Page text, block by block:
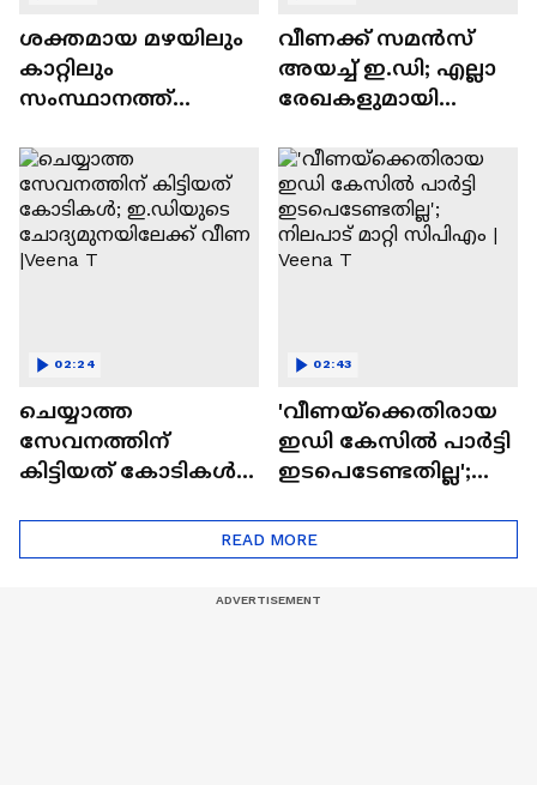
ശക്തമായ മഴയിലും
കാറ്റിലും
സംസ്ഥാനത്ത്
വീടുകളും
കെട്ടിടങ്ങളും
തകർന്നു
വീണക്ക് സമൻസ്
അയച്ച് ഇ.ഡി; എല്ലാ
രേഖകളുമായി
നിർദേശം | Veena T |
Monthly Quota Case
ചെയ്യാത്ത
സേവനത്തിന്
കിട്ടിയത് കോടികൾ;
ചോദ്യമുനയിലേക്ക്
വീണ |Veena T
02:24
'വീണയ്‌ക്കെതിരായ
ഇഡി കേസിൽ പാർട്ടി
ഇടപെടേണ്ടതില്ല';
സിപിഎം | Veena T
02:43
READ MORE